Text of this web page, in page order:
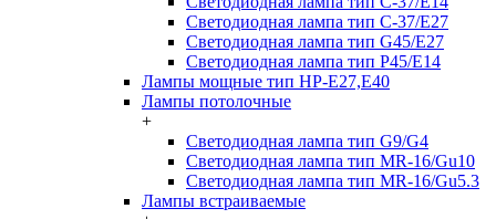
Светодиодная лампа тип C-37/Е27
Светодиодная лампа тип G45/E27
Светодиодная лампа тип P45/E14
Лампы мощные тип HP-E27,E40
Лампы потолочные
+
Светодиодная лампа тип G9/G4
Светодиодная лампа тип MR-16/Gu10
Светодиодная лампа тип MR-16/Gu5.3
Лампы встраиваемые